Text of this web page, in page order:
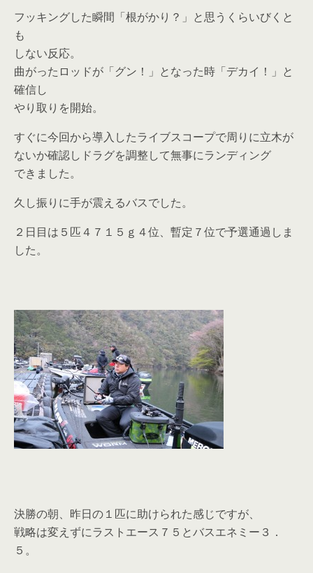
フッキングした瞬間「根がかり？」と思うくらいびくと
も
しない反応。
曲がったロッドが「グン！」となった時「デカイ！」と
確信し
やり取りを開始。
すぐに今回から導入したライブスコープで周りに立木が
ないか確認しドラグを調整して無事にランディング
できました。
久し振りに手が震えるバスでした。
２日目は５匹４７１５ｇ４位、暫定７位で予選通過しま
した。
決勝の朝、昨日の１匹に助けられた感じですが、
戦略は変えずにラストエース７５とバスエネミー３．
５。